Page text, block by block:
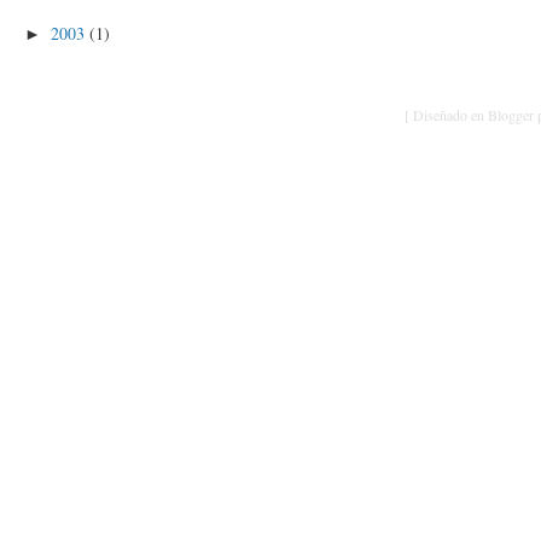
► 2003 (1)
[ Diseñado en Blogger